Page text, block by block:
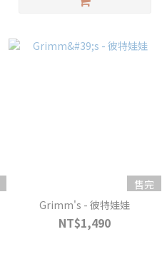
售完
Grimm's - 彼特娃娃
NT$1,490